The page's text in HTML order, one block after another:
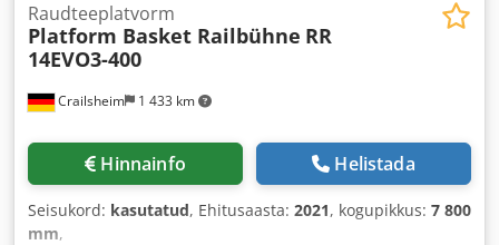
Crailsheim 1 433 km
Raudteeplatvorm
Platform Basket Railbühne RR
14EVO3-400
Hinnainfo Helistada
Seisukord: kasutatud, Ehitusaasta: 2021, kogupikkus: 7 800
mm,